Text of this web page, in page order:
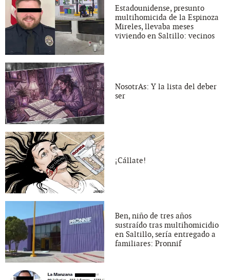
Estadounidense, presunto
multihomicida de la Espinoza
Mireles, llevaba meses
viviendo en Saltillo: vecinos
NosotrAs: Y la lista del deber
ser
¡Cállate!
Ben, niño de tres años
sustraído tras multihomicidio
en Saltillo, sería entregado a
familiares: Pronnif